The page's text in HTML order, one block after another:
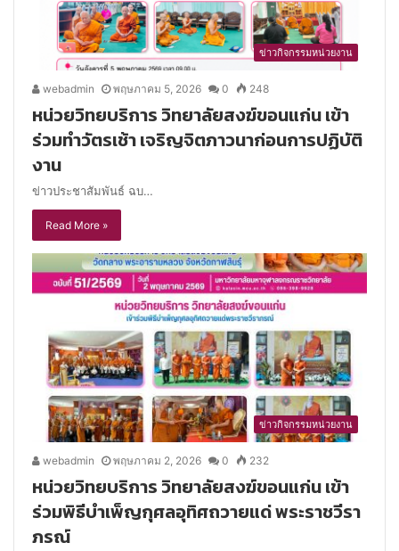
ข่าวกิจกรรมหน่วยงาน
webadmin พฤษภาคม 5, 2026 0 248
หน่วยวิทยบริการ วิทยาลัยสงฆ์ขอนแก่น เข้า
ร่วมทำวัตรเช้า เจริญจิตภาวนาก่อนการปฏิบัติ
งาน
ข่าวประชาสัมพันธ์ ฉบ…
Read More »
ข่าวกิจกรรมหน่วยงาน
webadmin พฤษภาคม 2, 2026 0 232
หน่วยวิทยบริการ วิทยาลัยสงฆ์ขอนแก่น เข้า
ร่วมพิธีบำเพ็ญกุศลอุทิศถวายแด่ พระราชวีรา
ภรณ์